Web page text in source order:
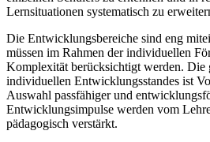
Lernsituationen systematisch zu
Die Entwicklungsbereiche sind eng
müssen im Rahmen der individuellen
Komplexität berücksichtigt werden. Die
individuellen Entwicklungsstandes ist
Auswahl passfähiger und
Entwicklungsimpulse werden vom
pädagogisch verstärkt.